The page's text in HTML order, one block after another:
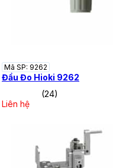
Mã SP: 9262
Đầu Đo Hioki 9262
(24)
Liên hệ